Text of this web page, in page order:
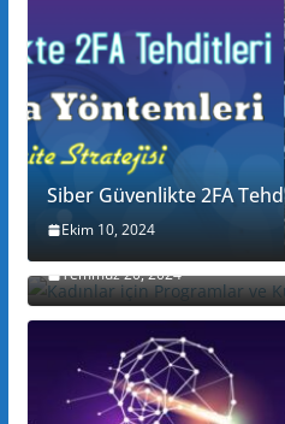
Siber Güvenlikte 2FA
Ekim 10, 2024
Kadınlar için Programlar
Temmuz 20, 2024